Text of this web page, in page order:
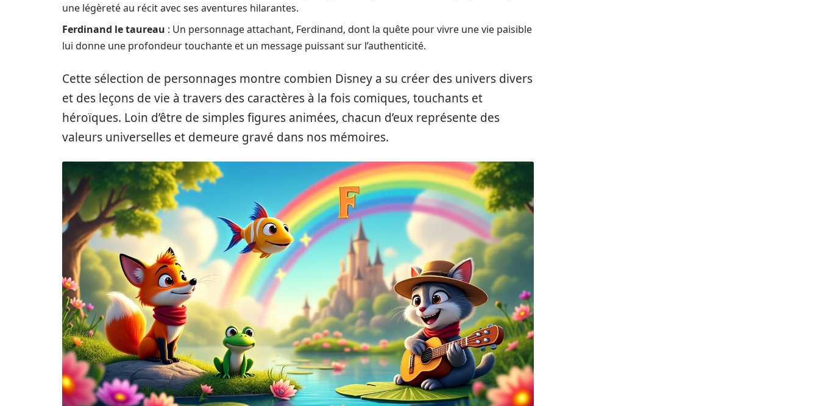
une légèreté au récit avec ses aventures hilarantes.
Ferdinand le taureau : Un personnage attachant, Ferdinand, dont la quête pour vivre une vie paisible
lui donne une profondeur touchante et un message puissant sur l’authenticité.
Cette sélection de personnages montre combien Disney a su créer des univers divers
et des leçons de vie à travers des caractères à la fois comiques, touchants et
héroïques. Loin d’être de simples figures animées, chacun d’eux représente des
valeurs universelles et demeure gravé dans nos mémoires.